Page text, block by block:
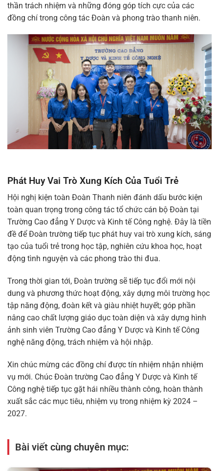
thần trách nhiệm và những đóng góp tích cực của các
đồng chí trong công tác Đoàn và phong trào thanh niên.
Phát Huy Vai Trò Xung Kích Của Tuổi Trẻ
Hội nghị kiện toàn Đoàn Thanh niên đánh dấu bước kiện
toàn quan trọng trong công tác tổ chức cán bộ Đoàn tại
Trường Cao đẳng Y Dược và Kinh tế Công nghệ. Đây là tiền
đề để Đoàn trường tiếp tục phát huy vai trò xung kích, sáng
tạo của tuổi trẻ trong học tập, nghiên cứu khoa học, hoạt
động tình nguyện và các phong trào thi đua.
Trong thời gian tới, Đoàn trường sẽ tiếp tục đổi mới nội
dung và phương thức hoạt động, xây dựng môi trường học
tập năng động, đoàn kết và giàu nhiệt huyết; góp phần
nâng cao chất lượng giáo dục toàn diện và xây dựng hình
ảnh sinh viên Trường Cao đẳng Y Dược và Kinh tế Công
nghệ năng động, trách nhiệm và hội nhập.
Xin chúc mừng các đồng chí được tín nhiệm nhận nhiệm
vụ mới. Chúc Đoàn trường Cao đẳng Y Dược và Kinh tế
Công nghệ tiếp tục gặt hái nhiều thành công, hoàn thành
xuất sắc các mục tiêu, nhiệm vụ trong nhiệm kỳ 2024 –
2027.
Bài viết cùng chuyên mục: